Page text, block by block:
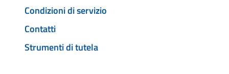
Condizioni di servizio
Contatti
Strumenti di tutela